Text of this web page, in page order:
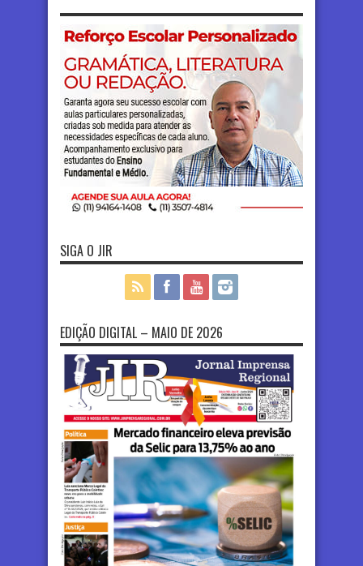
SIGA O JIR
EDIÇÃO DIGITAL – MAIO DE 2026